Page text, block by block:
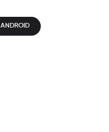
ANDROID